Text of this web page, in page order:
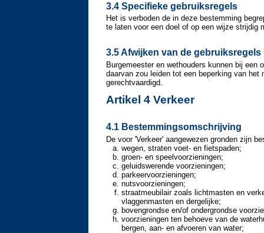
3.4 Specifieke gebruiksregels
Het is verboden de in deze bestemming
te laten voor een doel of op een wijze strijdig
3.5 Afwijken van de gebruiksregels
Burgemeester en wethouders kunnen bij
daarvan zou leiden tot een beperking van het
gerechtvaardigd.
Artikel 4 Verkeer
4.1 Bestemmingsomschrijving
De voor 'Verkeer' aangewezen gronden zijn
wegen, straten voet- en fietspaden;
groen- en speelvoorzieningen;
geluidswerende voorzieningen;
parkeervoorzieningen;
nutsvoorzieningen;
straatmeubilair zoals lichtmasten en
vlaggenmasten en dergelijke;
bovengrondse en/of ondergrondse
voorzieningen ten behoeve van de
bergen, aan- en afvoeren van water;